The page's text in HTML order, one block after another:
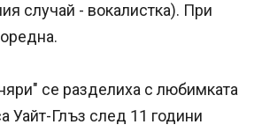
случай - вокалистка). При
се разделиха с любимката
Уайт-Глъз след 11 години